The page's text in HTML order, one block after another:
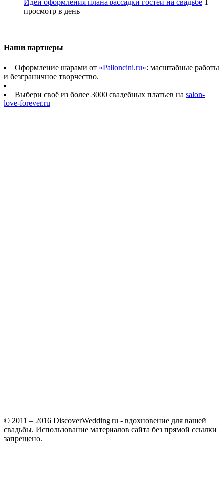
Идеи оформления плана рассадки гостей на свадьбе 1
просмотр в день
Наши партнеры
Оформление шарами от «Palloncini.ru»: масштабные работы
и безграничное творчество.
Выбери своё из более 3000 свадебных платьев на salon-
love-forever.ru
© 2011 – 2016 DiscoverWedding.ru - вдохновение для вашей
свадьбы. Использование материалов сайта без прямой ссылки
запрещено.